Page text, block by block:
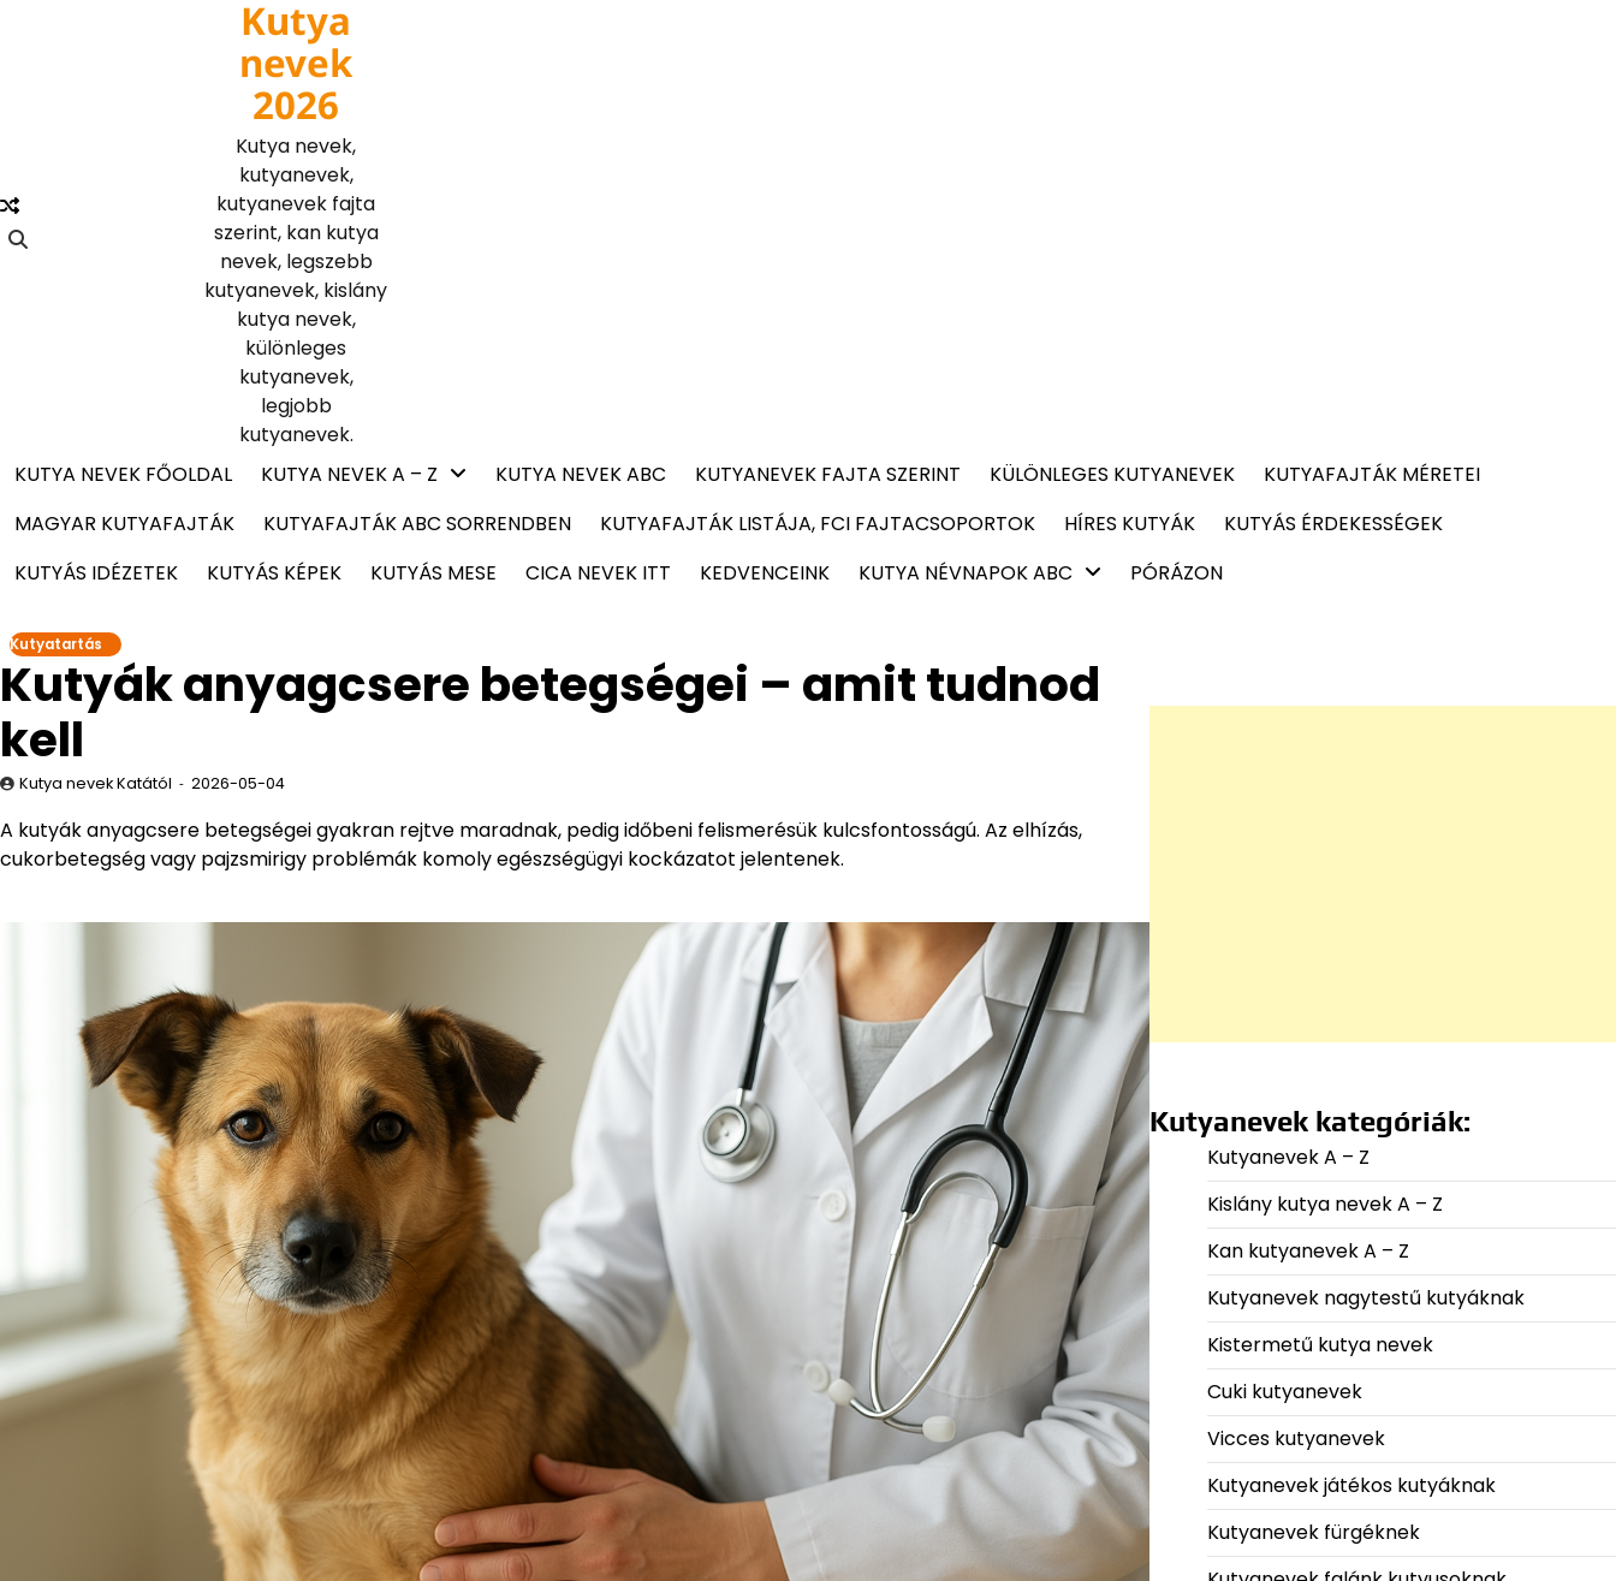
Kutya
nevek
2026
Kutya nevek,
kutyanevek,
kutyanevek fajta
szerint, kan kutya
nevek, legszebb
kutyanevek, kislány
kutya nevek,
különleges
kutyanevek,
legjobb
kutyanevek.
KUTYA NEVEK FŐOLDAL
KUTYA NEVEK A – Z KUTYA NEVEK ABC KUTYANEVEK FAJTA SZERINT KÜLÖNLEGES KUTYANEVEK
KUTYAFAJTÁK MÉRETEI
MAGYAR KUTYAFAJTÁK
KUTYAFAJTÁK ABC SORRENDBEN KUTYAFAJTÁK LISTÁJA, FCI FAJTACSOPORTOK HÍRES KUTYÁK
KUTYÁS ÉRDEKESSÉGEK
KUTYÁS IDÉZETEK
KUTYÁS KÉPEK KUTYÁS MESE CICA NEVEK ITT KEDVENCEINK KUTYA NÉVNAPOK ABC PÓRÁZON
Kutyatartás
Kutyák anyagcsere betegségei – amit tudnod
kell
Kutya nevek Katától 2026-05-04
A kutyák anyagcsere betegségei gyakran rejtve maradnak, pedig időbeni felismerésük kulcsfontosságú. Az elhízás,
cukorbetegség vagy pajzsmirigy problémák komoly egészségügyi kockázatot jelentenek.
Kutyanevek kategóriák:
Kutyanevek A – Z
Kislány kutya nevek A – Z
Kan kutyanevek A – Z
Kutyanevek nagytestű kutyáknak
Kistermetű kutya nevek
Cuki kutyanevek
Vicces kutyanevek
Kutyanevek játékos kutyáknak
Kutyanevek fürgéknek